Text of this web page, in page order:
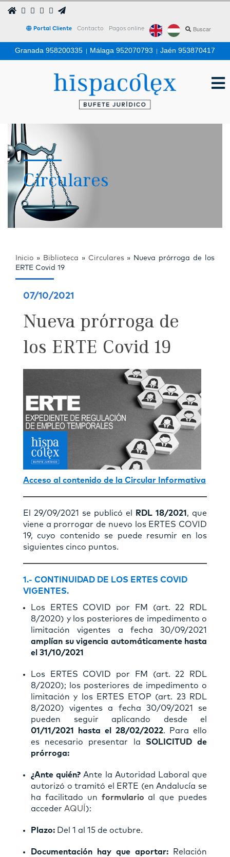
Portal Cliente Contacto Pagos online
Granada 958200335 | Málaga 952070793 | Jaén 953870417
Circulares
Inicio » Biblioteca » Circulares» Nueva prórroga de los
ERTE Covid 19
07/10/2021
Nueva prórroga de
los ERTE Covid 19
Acceso al contenido de la Circular Informativa
El 29/09/2021 se publicó el RDL 18/2021 , que
viene a prorrogar de nuevo los ERTES COVID
19, cuyo contenido se puede resumir en los
siguientes cinco puntos.
1.- CONTINUIDAD DE LOS ERTES COVID
VIGENTES.
Los ERTES COVID por FM (art. 22 RDL
8/2020) y los posteriores de impedimento o
limitación vigentes a fecha 30/09/2021
amplían su vigencia automáticamente hasta
el 31/10/2021
Los ERTES COVID por FM (art. 22 RDL
8/2020); los posteriores de impedimento o
limitación y los ERTES ETOP (art. 23 RDL
8/2020) vigentes a fecha 30/09/2021 se
pueden seguir aplicando desde el
01/11/2021 hasta el 28/02/2022. Para ello
es necesario presentar la SOLICITUD de
prórroga:
¿Ante quién? Ante la Autoridad Laboral que
autorizó o tramitó el ERTE (en Andalucía se
ha facilitado un formulario al que puedes
acceder AQUÍ ):
Plazo: Del 1 al 15 de octubre.
Documentación hay que aportar: Relación